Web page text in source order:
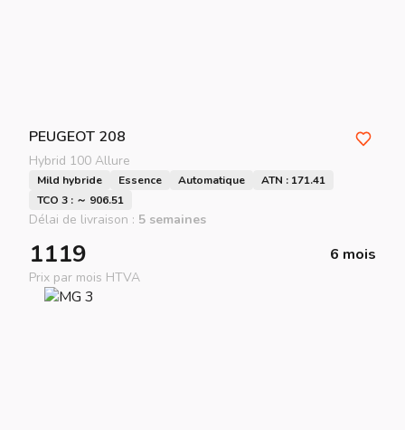
PEUGEOT 208
Hybrid 100 Allure
Mild hybride Essence Automatique
ATN : 171.41
TCO 3 : ～ 906.51
Délai de livraison : 5 semaines
1119 6 mois
Prix par mois HTVA